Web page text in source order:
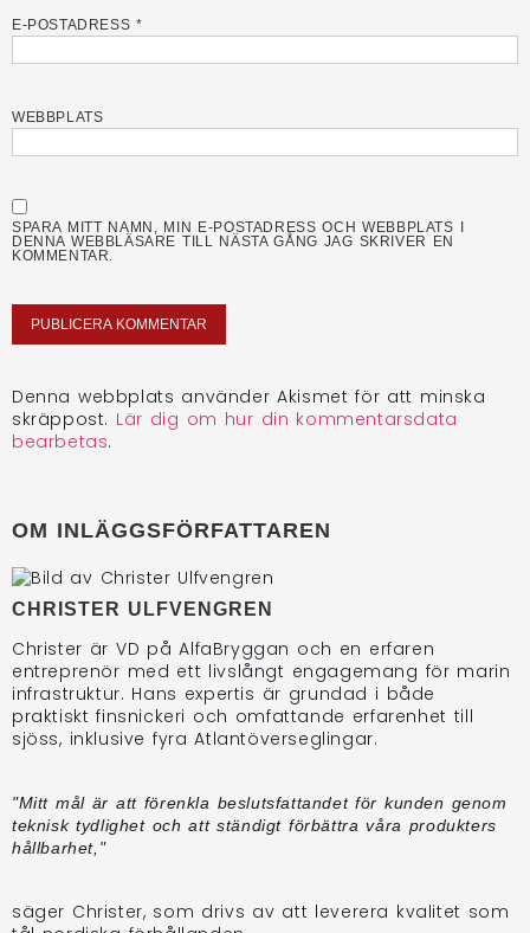
E-POSTADRESS*
WEBBPLATS
SPARA MITT NAMN, MIN E-POSTADRESS OCH WEBBPLATS I
DENNA WEBBLÄSARE TILL NÄSTA GÅNG JAG SKRIVER EN
KOMMENTAR.
Denna webbplats använder Akismet för att minska
skräppost. Lär dig om hur din kommentarsdata
bearbetas.
OM INLÄGGSFÖRFATTAREN
CHRISTER ULFVENGREN
Christer är VD på AlfaBryggan och en erfaren
entreprenör med ett livslångt engagemang för marin
infrastruktur. Hans expertis är grundad i både
praktiskt finsnickeri och omfattande erfarenhet till
sjöss, inklusive fyra Atlantöverseglingar.
"Mitt mål är att förenkla beslutsfattandet för kunden genom
teknisk tydlighet och att ständigt förbättra våra produkters
hållbarhet,"
säger Christer, som drivs av att leverera kvalitet som